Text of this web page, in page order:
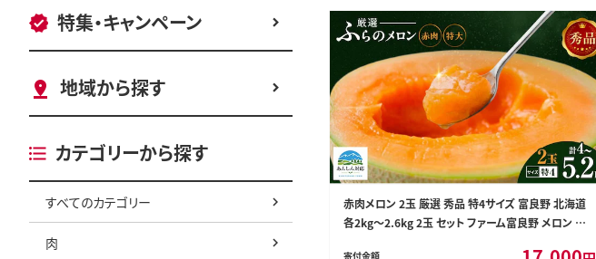
特集・キャンペーン
地域から探す
カテゴリーから探す
すべてのカテゴリー
肉
赤肉メロン 2玉 厳選 秀品 特4サイズ 富良野 北海道
各2kg～2.6kg 2玉 セット ファーム富良野 メロン め
寄付金額